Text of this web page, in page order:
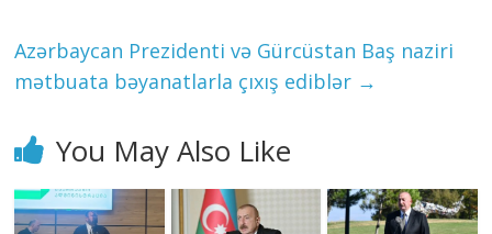
Azərbaycan Prezidenti və Gürcüstan Baş naziri
mətbuata bəyanatlarla çıxış ediblər →
You May Also Like